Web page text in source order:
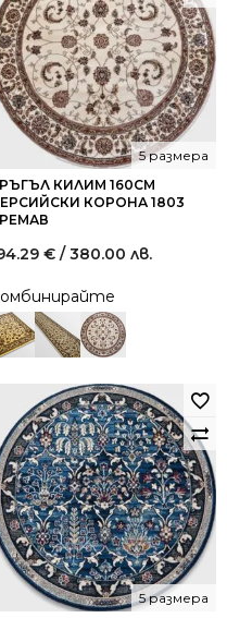
КИЛИМ 160СМ
КОРОНА 1803
5 размера
€ / 380.00 лв.
5 размера